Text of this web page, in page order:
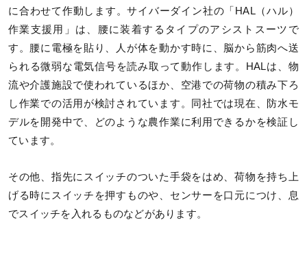
に合わせて作動します。サイバーダイン社の「HAL（ハル）
作業支援用」は、腰に装着するタイプのアシストスーツで
す。腰に電極を貼り、人が体を動かす時に、脳から筋肉へ送
られる微弱な電気信号を読み取って動作します。HALは、物
流や介護施設で使われているほか、空港での荷物の積み下ろ
し作業での活用が検討されています。同社では現在、防水モ
デルを開発中で、どのような農作業に利用できるかを検証し
ています。
その他、指先にスイッチのついた手袋をはめ、荷物を持ち上
げる時にスイッチを押すものや、センサーを口元につけ、息
でスイッチを入れるものなどがあります。